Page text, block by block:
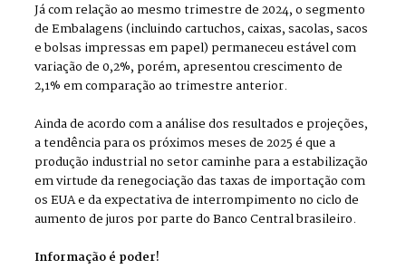
Já com relação ao mesmo trimestre de 2024, o segmento
de Embalagens (incluindo cartuchos, caixas, sacolas, sacos
e bolsas impressas em papel) permaneceu estável com
variação de 0,2%, porém, apresentou crescimento de
2,1% em comparação ao trimestre anterior.
Ainda de acordo com a análise dos resultados e projeções,
a tendência para os próximos meses de 2025 é que a
produção industrial no setor caminhe para a estabilização
em virtude da renegociação das taxas de importação com
os EUA e da expectativa de interrompimento no ciclo de
aumento de juros por parte do Banco Central brasileiro.
Informação é poder!